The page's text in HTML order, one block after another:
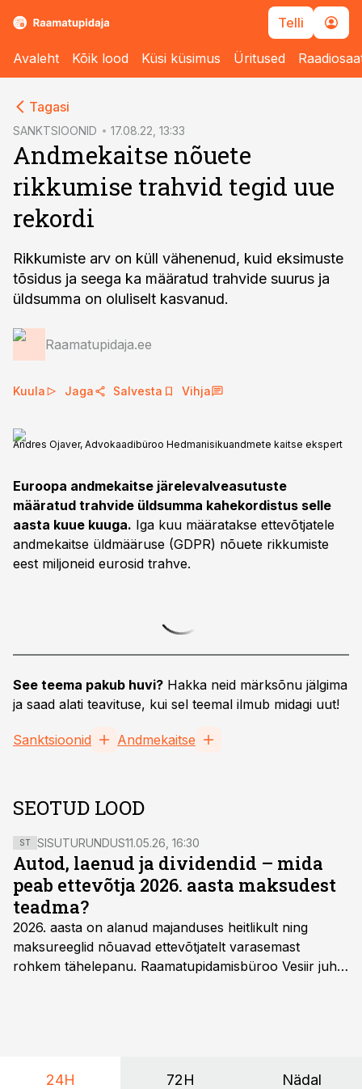
Telli
Avaleht Kõik lood Küsi küsimus Üritused
Tagasi
SANKTSIOONID 17.08.22, 13:33
Andmekaitse nõuete
rikkumise trahvid tegid uue
rekordi
Rikkumiste arv on küll vähenenud, kuid eksimuste
tõsidus ja seega ka määratud trahvide suurus ja
üldsumma on oluliselt kasvanud.
Raamatupidaja.ee
Kuula Jaga Salvesta Vihja
Andres Ojaver, Advokaadibüroo Hedmanisikuandmete kaitse ekspert
Euroopa andmekaitse järelevalveasutuste
määratud trahvide üldsumma kahekordistus selle
aasta kuue kuuga. Iga kuu määratakse ettevõtjatele
andmekaitse üldmääruse (GDPR) nõuete rikkumiste
eest miljoneid eurosid trahve.
See teema pakub huvi? Hakka neid märksõnu jälgima
ja saad alati teavituse, kui sel teemal ilmub midagi uut!
Sanktsioonid Andmekaitse
SEOTUD LOOD
ST SISUTURUNDUS11.05.26, 16:30
Autod, laenud ja dividendid – mida
peab ettevõtja 2026. aasta maksudest
teadma?
2026. aasta on alanud majanduses heitlikult ning
maksureeglid nõuavad ettevõtjatelt varasemast
rohkem tähelepanu. Raamatupidamisbüroo Vesiir juht
24H 72H Nädal